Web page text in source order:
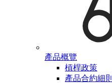
產品概覽
槓桿政策
產品合約細則